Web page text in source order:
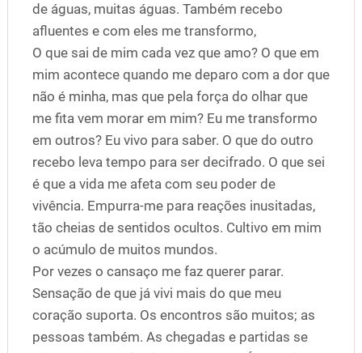
de águas, muitas águas. Também recebo
afluentes e com eles me transformo,
O que sai de mim cada vez que amo? O que em
mim acontece quando me deparo com a dor que
não é minha, mas que pela força do olhar que
me fita vem morar em mim? Eu me transformo
em outros? Eu vivo para saber. O que do outro
recebo leva tempo para ser decifrado. O que sei
é que a vida me afeta com seu poder de
vivência. Empurra-me para reações inusitadas,
tão cheias de sentidos ocultos. Cultivo em mim
o acúmulo de muitos mundos.
Por vezes o cansaço me faz querer parar.
Sensação de que já vivi mais do que meu
coração suporta. Os encontros são muitos; as
pessoas também. As chegadas e partidas se